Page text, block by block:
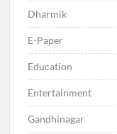
Dharmik
E-Paper
Education
Entertainment
Gandhinagar